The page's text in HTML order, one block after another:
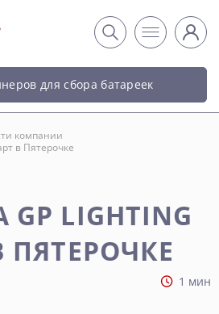
для сбора батареек
компании
в Пятерочке
LIGHTING
ПЯТЕРОЧКЕ
1 мин